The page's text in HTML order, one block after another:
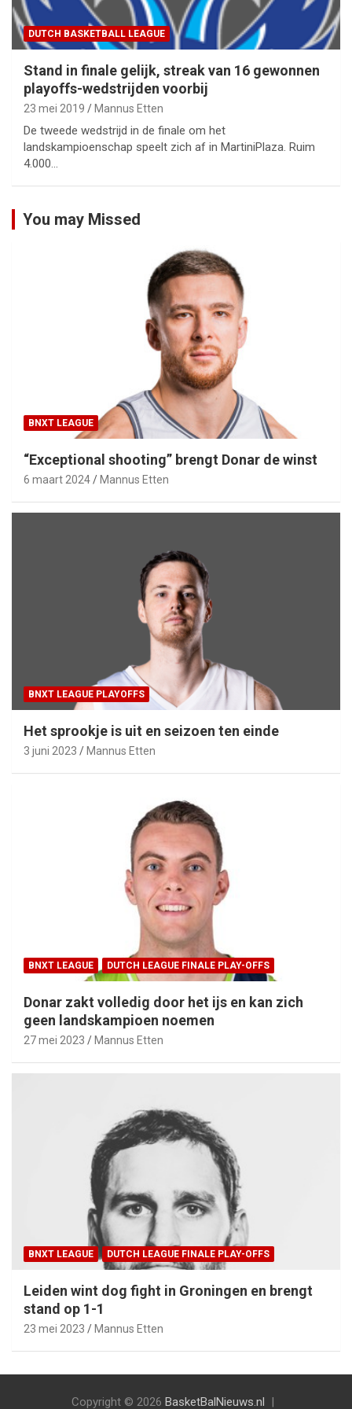
DUTCH BASKETBALL LEAGUE
Stand in finale gelijk, streak van 16 gewonnen
playoffs-wedstrijden voorbij
23 mei 2019 Mannus Etten
De tweede wedstrijd in de finale om het
landskampioenschap speelt zich af in MartiniPlaza. Ruim
4.000…
You may Missed
BNXT LEAGUE
“Exceptional shooting” brengt Donar de winst
6 maart 2024 Mannus Etten
BNXT LEAGUE PLAYOFFS
Het sprookje is uit en seizoen ten einde
3 juni 2023 Mannus Etten
BNXT LEAGUE DUTCH LEAGUE FINALE PLAY-OFFS
Donar zakt volledig door het ijs en kan zich
geen landskampioen noemen
27 mei 2023 Mannus Etten
BNXT LEAGUE DUTCH LEAGUE FINALE PLAY-OFFS
Leiden wint dog fight in Groningen en brengt
stand op 1-1
23 mei 2023 Mannus Etten
Copyright © 2026 BasketBalNieuws.nl